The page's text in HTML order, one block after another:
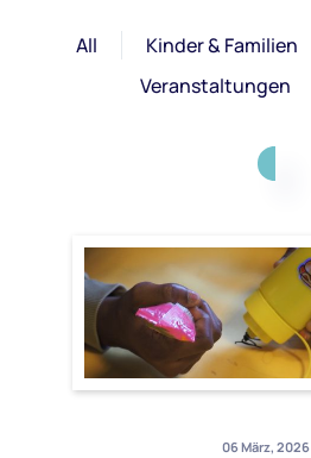
All Kinder & Familien
Veranstaltungen
06 März, 2026